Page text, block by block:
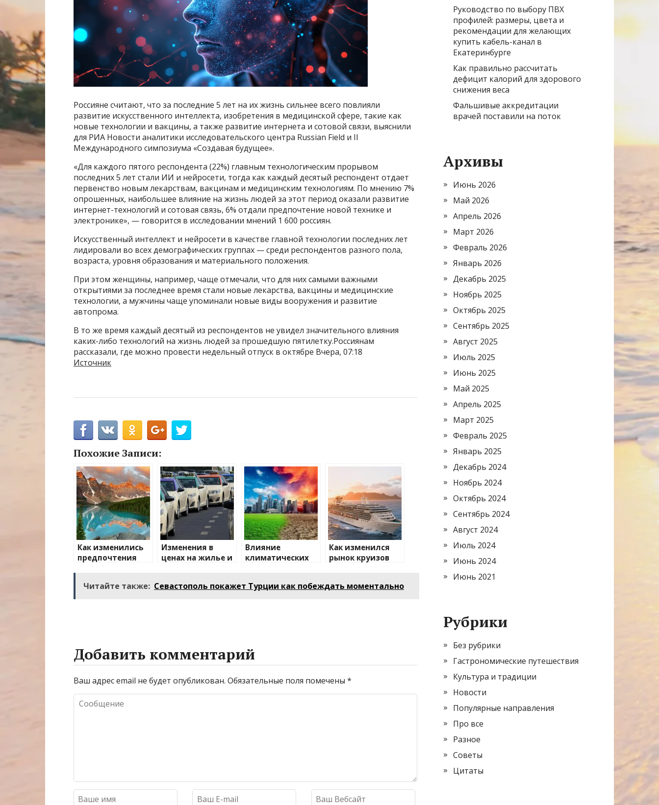
Россияне считают, что за последние 5 лет на их жизнь сильнее всего повлияли
развитие искусственного интеллекта, изобретения в медицинской сфере, такие как
новые технологии и вакцины, а также развитие интернета и сотовой связи, выяснили
для РИА Новости аналитики исследовательского центра Russian Field и II
Международного симпозиума «Создавая будущее».
«Для каждого пятого респондента (22%) главным технологическим прорывом
последних 5 лет стали ИИ и нейросети, тогда как каждый десятый респондент отдает
первенство новым лекарствам, вакцинам и медицинским технологиям. По мнению 7%
опрошенных, наибольшее влияние на жизнь людей за этот период оказали развитие
интернет-технологий и сотовая связь, 6% отдали предпочтение новой технике и
электронике», — говорится в исследовании мнений 1 600 россиян.
Искусственный интеллект и нейросети в качестве главной технологии последних лет
лидировали во всех демографических группах — среди респондентов разного пола,
возраста, уровня образования и материального положения.
При этом женщины, например, чаще отмечали, что для них самыми важными
открытиями за последнее время стали новые лекарства, вакцины и медицинские
технологии, а мужчины чаще упоминали новые виды вооружения и развитие
автопрома.
В то же время каждый десятый из респондентов не увидел значительного влияния
каких-либо технологий на жизнь людей за прошедшую пятилетку.Россиянам
рассказали, где можно провести недельный отпуск в октябре Вчера, 07:18
Источник
Похожие Записи:
Как изменились
предпочтения
Изменения в
ценах на жилье и
Влияние
климатических
направления
Как изменился
рынок круизов
Читайте также: Севастополь покажет Турции как побеждать моментально
Добавить комментарий
Ваш адрес email не будет опубликован. Обязательные поля помечены *
Руководство по выбору ПВХ
профилей: размеры, цвета и
рекомендации для желающих
купить кабель-канал в
Екатеринбурге
Как правильно рассчитать
дефицит калорий для здорового
снижения веса
Фальшивые аккредитации
врачей поставили на поток
Архивы
Июнь 2026
Май 2026
Апрель 2026
Март 2026
Февраль 2026
Январь 2026
Декабрь 2025
Ноябрь 2025
Октябрь 2025
Сентябрь 2025
Август 2025
Июль 2025
Июнь 2025
Май 2025
Апрель 2025
Март 2025
Февраль 2025
Январь 2025
Декабрь 2024
Ноябрь 2024
Октябрь 2024
Сентябрь 2024
Август 2024
Июль 2024
Июнь 2024
Июнь 2021
Рубрики
Без рубрики
Гастрономические путешествия
Культура и традиции
Новости
Популярные направления
Про все
Разное
Советы
Цитаты